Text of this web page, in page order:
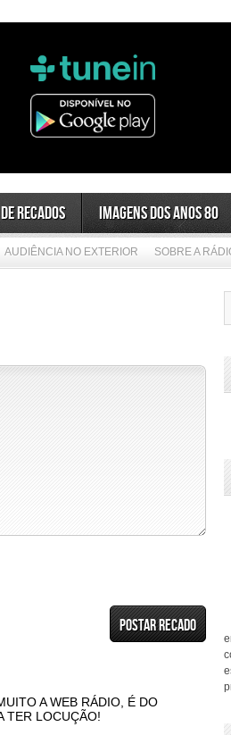
Recados Imagens dos anos 80
AUDIÊNCIA NO EXTERIOR SOBRE A
A WEB RÁDIO, É DO
TER LOCUÇÃO!